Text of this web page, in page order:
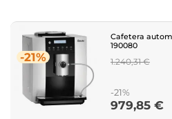
-21%
Cafetera
190080
Regular
1.240,31 €
-21%
Price
979,85 €